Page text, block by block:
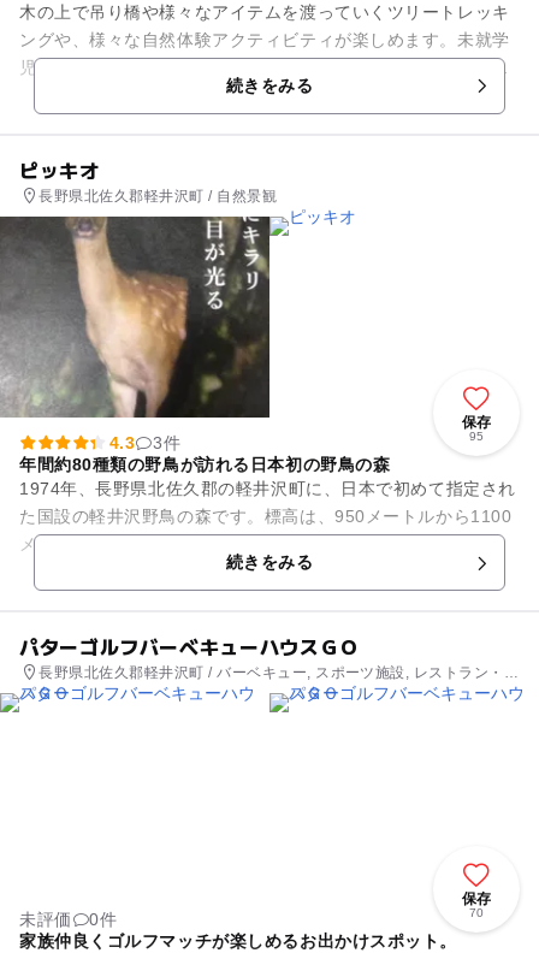
木の上で吊り橋や様々なアイテムを渡っていくツリートレッキ
ングや、様々な自然体験アクティビティが楽しめます。未就学
児も遊べるアクティビティもございます（保護者同伴が必要に
なります）。 幅広い年齢...続きをみる
ピッキオ
長野県北佐久郡軽井沢町 / 自然景観
保存
95
4.3
3件
年間約80種類の野鳥が訪れる日本初の野鳥の森
1974年、長野県北佐久郡の軽井沢町に、日本で初めて指定され
た国設の軽井沢野鳥の森です。標高は、950メートルから1100
メートルにあり、面積は約100ヘクタールの広大な森の中に、
続きをみる
パターゴルフバーベキューハウスＧＯ
長野県北佐久郡軽井沢町 / バーベキュー, スポーツ施設, レストラン・カ
フェ
保存
70
未評価
0件
家族仲良くゴルフマッチが楽しめるお出かけスポット。